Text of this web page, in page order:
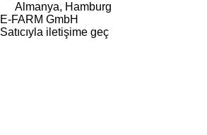
Almanya, Hamburg
E-FARM GmbH
Satıcıyla iletişime geç